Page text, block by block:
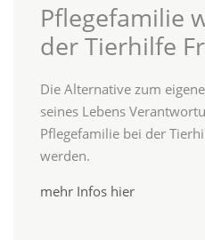
Pflegefamilie
der Tierhilfe
Die Alternative zum
seines Lebens
Pflegefamilie bei der
werden.
mehr Infos hier